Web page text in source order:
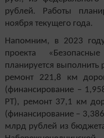
рублей. Работы
ноября текущего года.
Напомним, в 2023
проекта
планируется выполнить
ремонт 221,8 км
(финансирование –
РТ), ремонт 37,1 км
(финансирование –
млрд рублей из